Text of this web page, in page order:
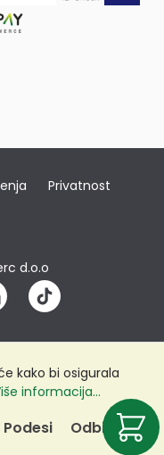
Privatnost
d.o.o
kako bi osigurala
informacija...
Odbij
Podesi